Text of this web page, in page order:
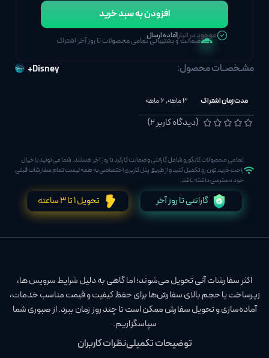
Disney+ مشـخصــات محصول:
مدت زمان اشتراک 3 ماهه , 6 ماهه
(دیدگاه کاربر2
)
افزودن به سبد خرید
موجود در انبارآماده ارسال
ضمانت و پشتیبانی تمامی محصولات تا روز آخر اشتراک
تمامی محصولات کانگورو شامل گارانتی و ضمانت کارکرد تا روز آخر هستند. شما می‌تونید با خیال
راحت خرید تون رو تکمیل کنید و از طریق پنل کاربری اختصاصی به همه لیست تمام سفارشات قبلی
خود دسترسی داشته باشد.
گارانتی تا روز آخر تحویل 1 تا 3 ساعته
اکثر سفارشات آنی تحویل می‌شوند؛ اما گاهی به دلیل شرایط سرویس‌ ها،
زیرساخت یا حجم بالای سفارش‌ها برای حفظ کیفیت و قیمت مناسب خدمات،
آماده‌سازی و تحویل سفارش ممکن است تا چند روز زمان ببرد. از صبوری شما
سپاسگزاریم.
توضیحات تکمیلینظرات کاربران